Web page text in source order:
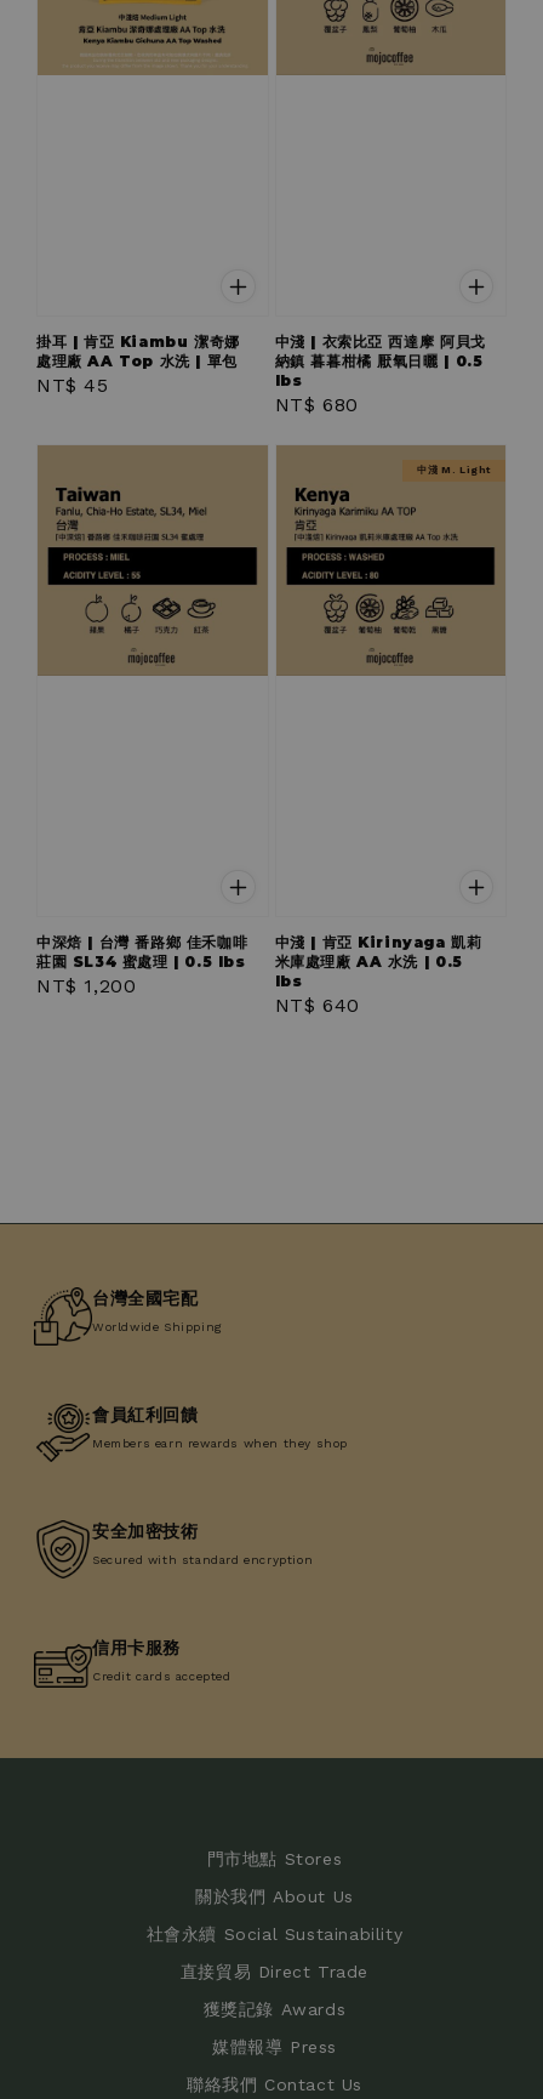
掛耳 | 肯亞 Kiambu 潔奇娜
處理廠 AA Top 水洗 | 單包
Regular
NT$ 45
中淺 | 衣索比亞 西達摩 阿貝戈
納鎮 暮暮柑橘 厭氧日曬 | 0.5
lbs
Regular
NT$ 680
中深焙 | 台灣 番路鄉 佳禾咖啡
莊園 SL34 蜜處理 | 0.5 lbs
Regular
NT$ 1,200
中淺 M. Light
中淺 | 肯亞 Kirinyaga 凱莉
米庫處理廠 AA 水洗 | 0.5
lbs
Regular
NT$ 640
台灣全國宅配
Worldwide Shipping
會員紅利回饋
Members earn rewards when they shop
安全加密技術
Secured with standard encryption
信用卡服務
Credit cards accepted
門市地點 Stores
關於我們 About Us
社會永續 Social Sustainability
直接貿易 Direct Trade
獲獎記錄 Awards
媒體報導 Press
聯絡我們 Contact Us